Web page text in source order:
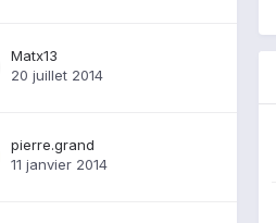
Matx13
20 juillet 2014
pierre.grand
11 janvier 2014